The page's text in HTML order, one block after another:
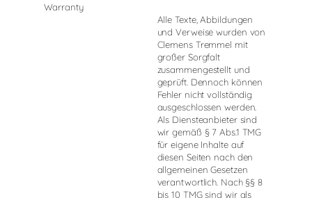
Warranty
Alle Texte, Abbildungen
und Verweise wurden von
Clemens Tremmel mit
großer Sorgfalt
zusammengestellt und
geprüft. Dennoch können
Fehler nicht vollständig
ausgeschlossen werden.
Als Diensteanbieter sind
wir gemäß § 7 Abs.1 TMG
für eigene Inhalte auf
diesen Seiten nach den
allgemeinen Gesetzen
verantwortlich. Nach §§ 8
bis 10 TMG sind wir als